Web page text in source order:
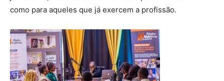
como para aqueles que já exercem a profissão.